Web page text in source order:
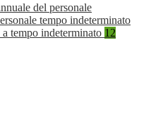
del personale
tempo indeterminato
a tempo indeterminato 12